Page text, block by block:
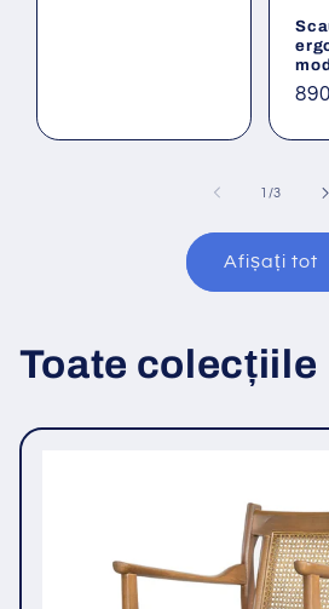
1 /din
3
Afișați tot
Toate colecțiile